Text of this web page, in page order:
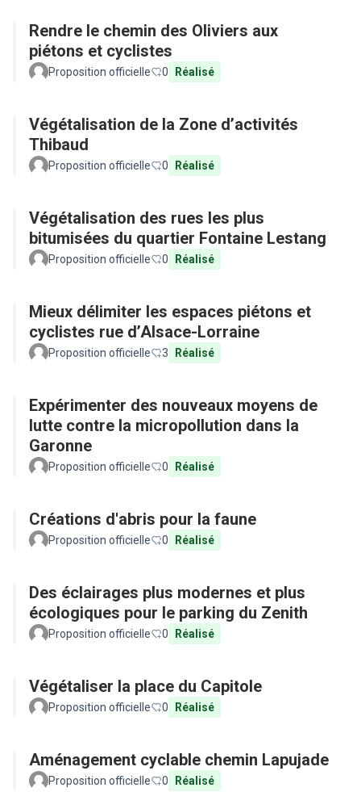
Rendre le chemin des Oliviers aux
piétons et cyclistes
Proposition officielle 0 Réalisé
Végétalisation de la Zone d’activités
Thibaud
Proposition officielle 0 Réalisé
Végétalisation des rues les plus
bitumisées du quartier Fontaine Lestang
Proposition officielle 0 Réalisé
Mieux délimiter les espaces piétons et
cyclistes rue d’Alsace-Lorraine
Proposition officielle 3 Réalisé
Expérimenter des nouveaux moyens de
lutte contre la micropollution dans la
Garonne
Proposition officielle 0 Réalisé
Créations d'abris pour la faune
Proposition officielle 0 Réalisé
Des éclairages plus modernes et plus
écologiques pour le parking du Zenith
Proposition officielle 0 Réalisé
Végétaliser la place du Capitole
Proposition officielle 0 Réalisé
Aménagement cyclable chemin Lapujade
Proposition officielle 0 Réalisé